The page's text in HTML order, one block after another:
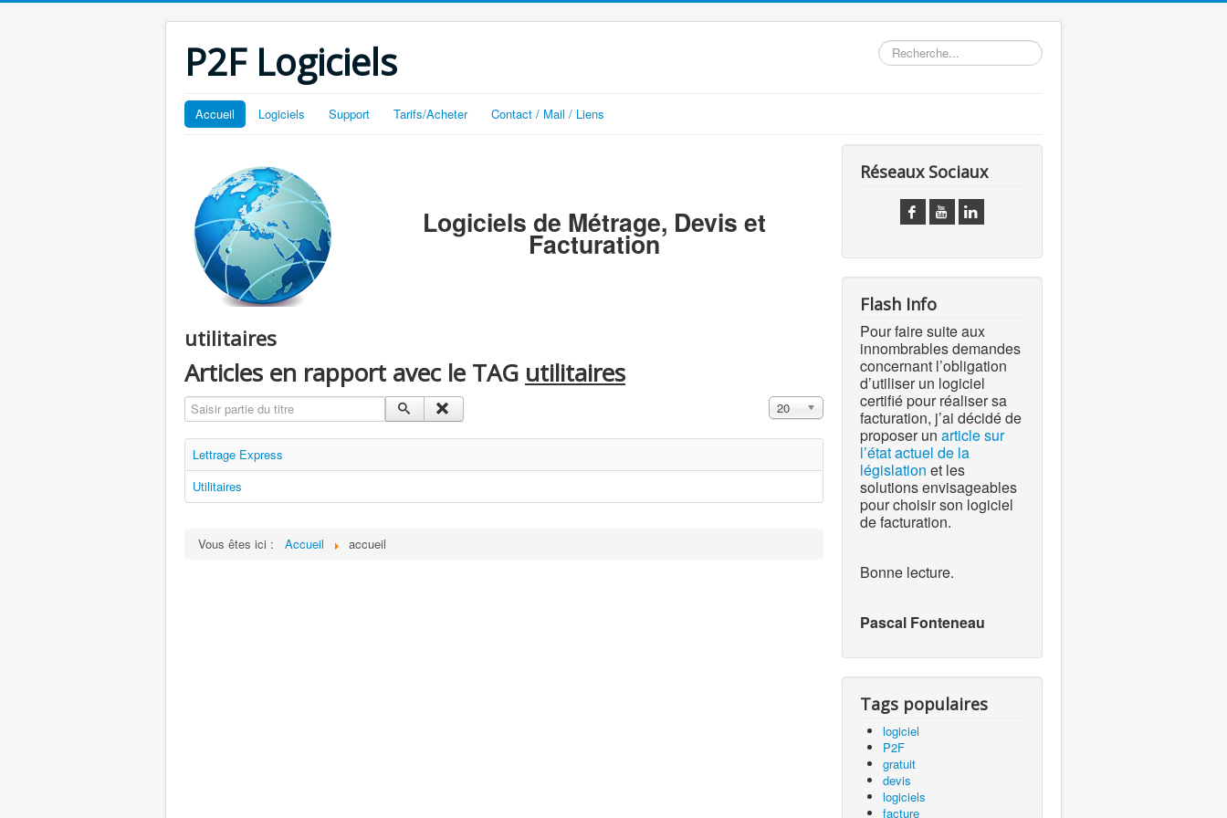
P2F Logiciels Rechercher
Accueil Logiciels Support Tarifs/Acheter Contact / Mail / Liens
Logiciels de Métrage, Devis et
Facturation
utilitaires
Articles en rapport avec le TAG utilitaires
Saisir partie du titre Affichage #
20
Lettrage Express
Utilitaires
Vous êtes ici : Accueil accueil
Réseaux Sociaux
Flash Info
Pour faire suite aux
innombrables demandes
concernant l’obligation
d’utiliser un logiciel
certifié pour réaliser sa
facturation, j’ai décidé de
proposer un article sur
l’état actuel de la
législation et les
solutions envisageables
pour choisir son logiciel
de facturation.
Bonne lecture.
Pascal Fonteneau
Tags populaires
logiciel
P2F
gratuit
devis
logiciels
facture